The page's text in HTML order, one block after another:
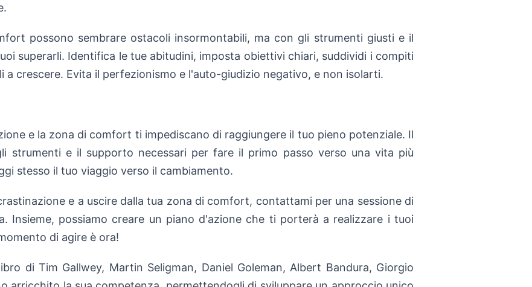
possono sembrare ostacoli insormontabili, ma con gli strumenti giusti e il
superarli. Identifica le tue abitudini, imposta obiettivi chiari, suddividi i compiti
a crescere. Evita il perfezionismo e l'auto-giudizio negativo, e non isolarti.
e la zona di comfort ti impediscano di raggiungere il tuo pieno potenziale. Il
strumenti e il supporto necessari per fare il primo passo verso una vita più
stesso il tuo viaggio verso il cambiamento.
e a uscire dalla tua zona di comfort, contattami per una sessione di
Insieme, possiamo creare un piano d'azione che ti porterà a realizzare i tuoi
di agire è ora!
di Tim Gallwey, Martin Seligman, Daniel Goleman, Albert Bandura, Giorgio